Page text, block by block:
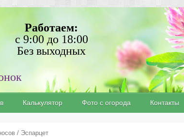
Работаем:
с 9:00 до 18:00
Без выходных
Калькулятор Фото с огорода Контакты
/ Эспарцет